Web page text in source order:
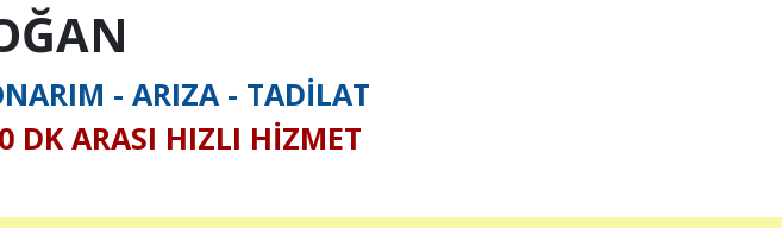
- ARIZA - TADİLAT
DK ARASI HIZLI HİZMET